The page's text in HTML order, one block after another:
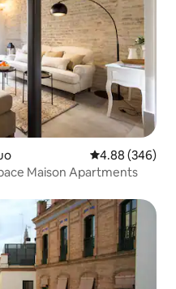
Calificación
4.88 (346)
Maison Apartments